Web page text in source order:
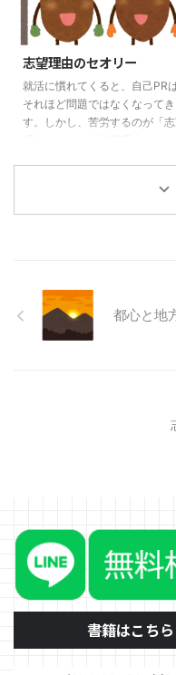
成AIを使って書いたものは、自
のものになっていない場合は使
てはNGだということも知ってい
ると思います。 レポートを書か
せれば、それっぽいものを書い
くれると思います。しかし、そ
について突っ込まれたとき、
志望理由のセオリー
就活に慣れてくると、自己PR
それほど問題ではなくなってき
す。しかし、苦労するのが「
リー１ 同業他社との違いを
できること どんな会社や組織
とを話すようにします。 偉い人
が面接に出てくると、割と聞
る質問の一つに、 「⚪︎⚪︎社とウ
都心と地
書籍はこちら